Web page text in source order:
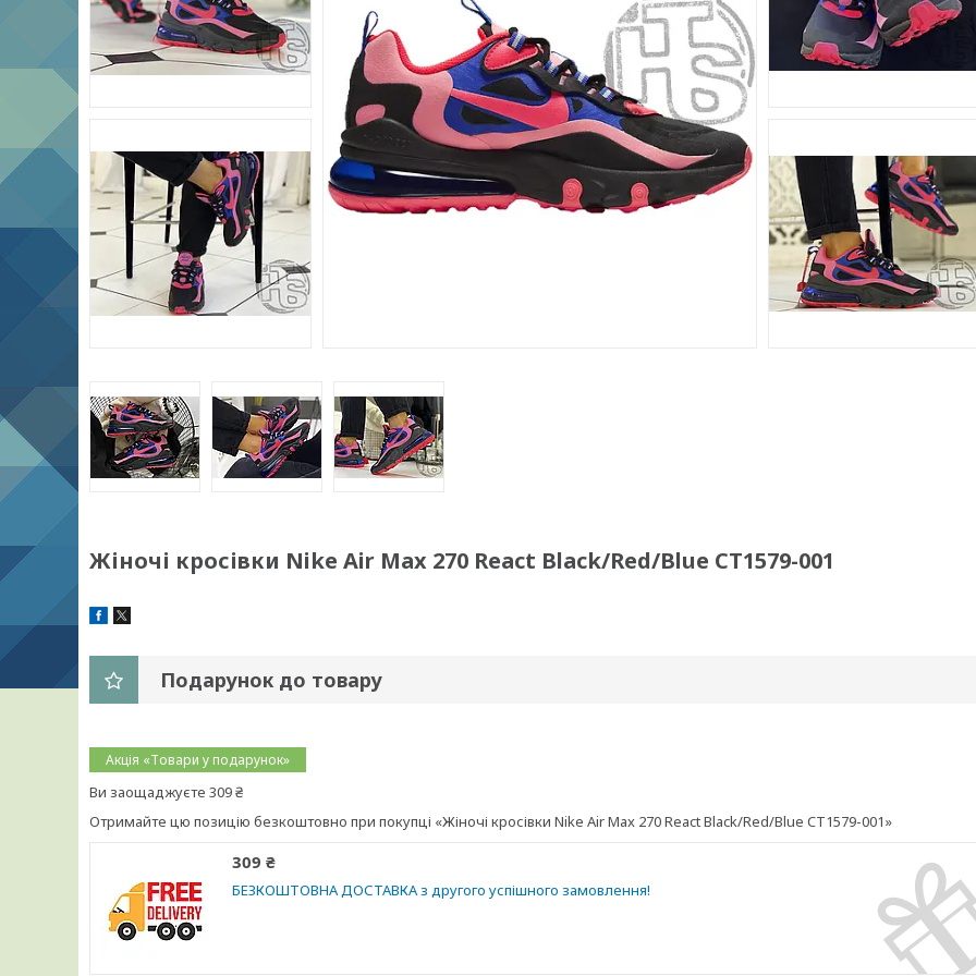
Жіночі кросівки Nike Air Max 270 React Black/Red/Blue CT1579-001
Подарунок до товару
Акція «Товари у подарунок»
Ви заощаджуєте 309 ₴
Отримайте цю позицію безкоштовно при покупці «Жіночі кросівки Nike Air Max 270 React Black/Red/Blue CT1579-001»
309 ₴
БЕЗКОШТОВНА ДОСТАВКА з другого успішного замовлення!